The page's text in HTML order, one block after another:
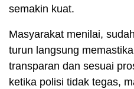
semakin kuat.
Masyarakat menilai,
turun langsung
transparan dan sesuai
ketika polisi tidak tegas,